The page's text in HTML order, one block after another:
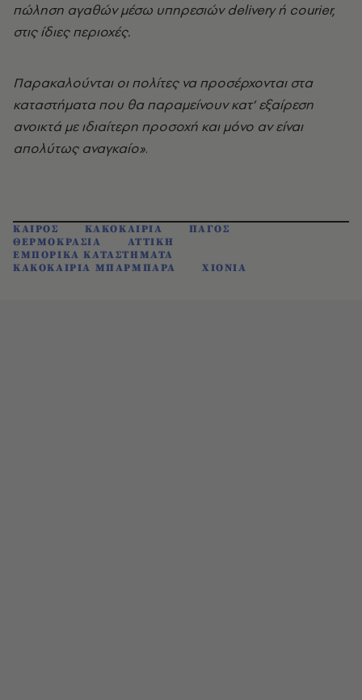
πώληση αγαθών μέσω υπηρεσιών delivery ή courier,
στις ίδιες περιοχές.
Παρακαλούνται οι πολίτες να προσέρχονται στα
καταστήματα που θα παραμείνουν κατ’ εξαίρεση
ανοικτά με ιδιαίτερη προσοχή και μόνο αν είναι
απολύτως αναγκαίο».
ΚΑΙΡΟΣ ΚΑΚΟΚΑΙΡΙΑ
ΠΑΓΟΣ
ΘΕΡΜΟΚΡΑΣΙΑ
ΑΤΤΙΚΗ
ΕΜΠΟΡΙΚΑ ΚΑΤΑΣΤΗΜΑΤΑ
ΚΑΚΟΚΑΙΡΙΑ ΜΠΑΡΜΠΑΡΑ
ΧΙΟΝΙΑ